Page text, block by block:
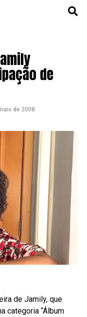
de
de 2008
de Jamily, que
categoria “Álbum